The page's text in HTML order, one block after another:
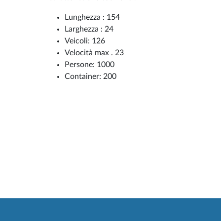
Lunghezza : 154
Larghezza : 24
Veicoli: 126
Velocità max . 23
Persone: 1000
Container: 200